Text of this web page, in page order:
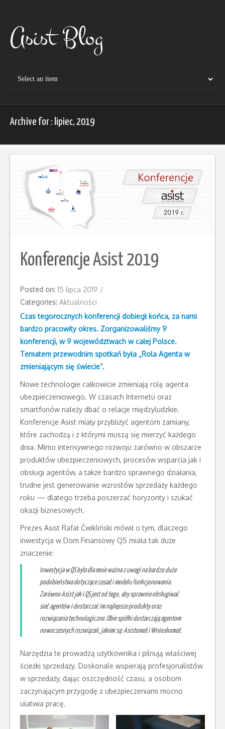
contentAsist Blog
Archive for : lipiec, 2019
Konferencje Asist 2019
Posted on: 15 lipca 2019 /
Categories: Aktualności
Czas tegorocznych konferencji dobiegł końca, za nami
bardzo pracowity okres. Zorganizowaliśmy 9
konferencji, w 9 województwach w całej Polsce.
Tematem przewodnim spotkań była „Rola Agenta w
zmieniającym się świecie”.
Nowe technologie całkowicie zmieniają rolę agenta
ubezpieczeniowego. W czasach Internetu oraz
smartfonów należy dbać o relacje międzyludzkie.
Konferencje Asist miały przybliżyć agentom zamiany,
które zachodzą i z którymi muszą się mierzyć każdego
dnia. Mimo intensywnego rozwoju zarówno w obszarze
produktów ubezpieczeniowych, procesów wsparcia jak i
obsługi agentów, a także bardzo sprawnego działania,
trudne jest generowanie wzrostów sprzedaży każdego
roku — dlatego trzeba poszerzać horyzonty i szukać
okazji biznesowych.
Prezes Asist Rafał Ćwikliński mówił o tym, dlaczego
inwestycja w Dom Finansowy QS miała tak duże
znaczenie:
Inwestycja w QS była dla mnie ważna z uwagi na bardzo duże
podobieństwa dotyczące zasad i modelu funkcjonowania.
Zarówno Asist jak i QS jest od tego, aby sprawnie obsługiwać
sieć agentów i dostarczać im najlepsze produkty oraz
rozwiązania technologiczne. Obie spółki dostarczają agentom
nowoczesnych rozwiązań, jakimi są: Asistomat i Wnioskomat.
Narzędzia te prowadzą użytkownika i pilnują właściwej
ścieżki sprzedaży. Doskonale wspierają profesjonalistów
w sprzedaży, dając oszczędność czasu, a osobom
zaczynającym przygodę z ubezpieczeniami mocno
ułatwia pracę.